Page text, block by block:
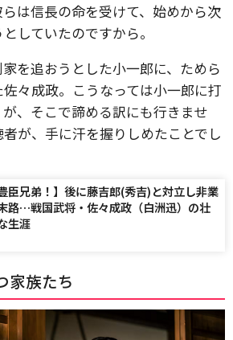
は信長の命を受けて、始めから次
していたのですから。
を追おうとした小一郎に、ためら
々成政。こうなっては小一郎に打
、そこで諦める訳にも行きませ
が、手に汗を握りしめたことでし
豊臣兄弟！】後に藤吉郎(秀吉)と対立し非業
路…戦国武将・佐々成政（白洲迅）の壮
生涯
家族たち